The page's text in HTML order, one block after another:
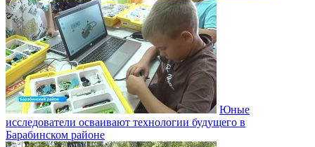
Юные
исследователи осваивают технологии будущего в
Барабинском районе